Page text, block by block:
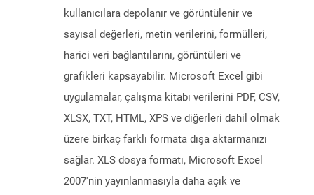
kullanıcılara depolanır ve görüntülenir ve
sayısal değerleri, metin verilerini, formülleri,
harici veri bağlantılarını, görüntüleri ve
grafikleri kapsayabilir. Microsoft Excel gibi
uygulamalar, çalışma kitabı verilerini PDF, CSV,
XLSX, TXT, HTML, XPS ve diğerleri dahil olmak
üzere birkaç farklı formata dışa aktarmanızı
sağlar. XLS dosya formatı, Microsoft Excel
2007'nin yayınlanmasıyla daha açık ve